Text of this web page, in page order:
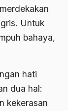
Untuk
bahaya,
hati
dua hal:
kekerasan